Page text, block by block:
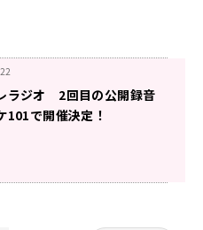
ラジオ 2回目の公開録音
101で開催決定！